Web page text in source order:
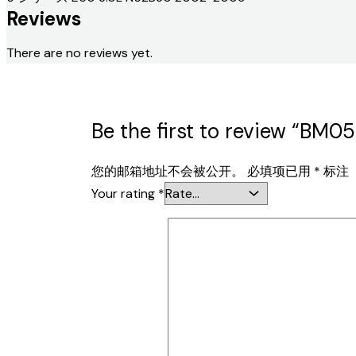
Reviews
There are no reviews yet.
Be the first to review
您的邮箱地址不会被公开。 必填项已用 * 标注
Your rating *